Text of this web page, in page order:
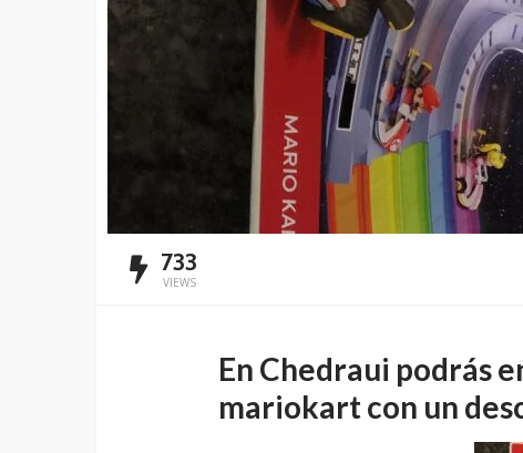
733
VIEWS
En Chedraui podrás
mariokart con un